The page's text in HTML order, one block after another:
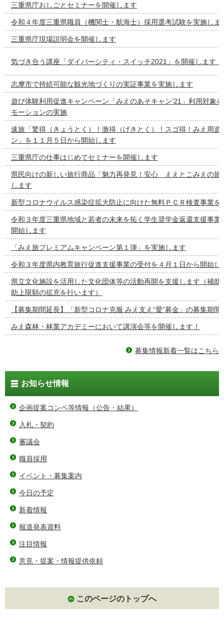
三重県庁おしごとセミナーを開催します
令和４年度三重県職員（機関士・航海士）採用選考試験を実施しま
三重県庁現場説明会を開催します
気づき合う講座「ダイバーシティ・スイッチ2021」を開催します！
志摩市で持続可能な観光地づくりの実証事業を実施します
遊び体験利用促進キャンペーン「みえのあそキャン’21」利用対象
モーションの実施
速旅「驚得（きょうとく）！激得（げきとく）！スゴ得！みえ周遊
ン」を１１月５日から開始します
三重県庁の仕事はじめてセミナーを開催します
県民向けの新しい旅行商品「魅力再発見！安心 ええとこみえの旅
します
新型コロナウイルス感染症拡大防止に向けた無料ＰＣＲ検査事業を
令和３年度三重県地域と若者の未来を拓く学生奨学金返還支援事業
開始します
「みえ旅プレミアムキャンペーン第１弾」を実施します
令和３年度県内教育旅行促進支援事業の受付を４月１日から開始し
県立文化施設を活用した文化団体等の活動再開を支援します（補助
助上限額の拡充を行います）
【募集期間延長】「新型コロナ克服 みえ支え“愛”募金」の募集期
みえ森林・林業アカデミーにおいて講演会等を開催します！
募集情報新着一覧はこちら
お知らせ情報
企画提案コンペ等情報（公告・結果）
入札・契約
審議会
職員採用
イベント・募集案内
今日の予定
新着情報
報道発表資料
注目情報
意見・提案・情報提供依頼
このページのトップへ